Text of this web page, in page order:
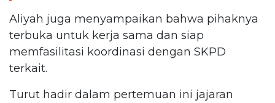
Aliyah juga menyampaikan bahwa pihaknya
terbuka untuk kerja sama dan siap
memfasilitasi koordinasi dengan SKPD
terkait.
Turut hadir dalam pertemuan ini jajaran